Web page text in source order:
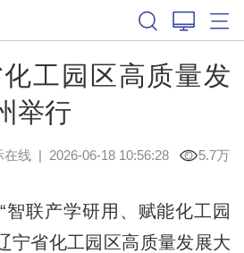
工园区高质量发
举行
在线| 2026-06-18 10:56:28 5.7万
联产学研用、赋能化工园
宁省化工园区高质量发展大